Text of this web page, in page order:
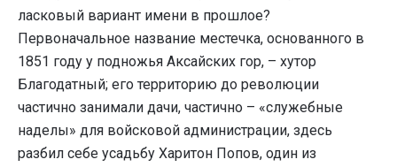
ласковый вариант имени в прошлое?
Первоначальное название местечка, основанного в
1851 году у подножья Аксайских гор, – хутор
Благодатный; его территорию до революции
частично занимали дачи, частично – «служебные
наделы» для войсковой администрации, здесь
разбил себе усадьбу Харитон Попов, один из